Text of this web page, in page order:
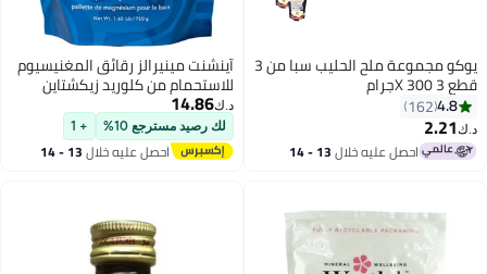
يوكو مجموعة ملح الحليب سبا من 3
قطع 3 X 300جرام
4.8
162
د.ك‏2.21
احصل عليه خلال 13 - 14
آينشنت مينيرالز رقائق المغنيسيوم
للاستحمام من كلوريد زيكشتاين
النقي الأصلي - كيس مكمل غذائي
قابل لإعادة الإغلاق من المغنيسيوم
يتفوق على أملاح إبسوم الرائدة
1.65 رطل
د.ك‏14.86
لك رصيد مسترجع 10% + 1
احصل عليه خلال 13 - 14